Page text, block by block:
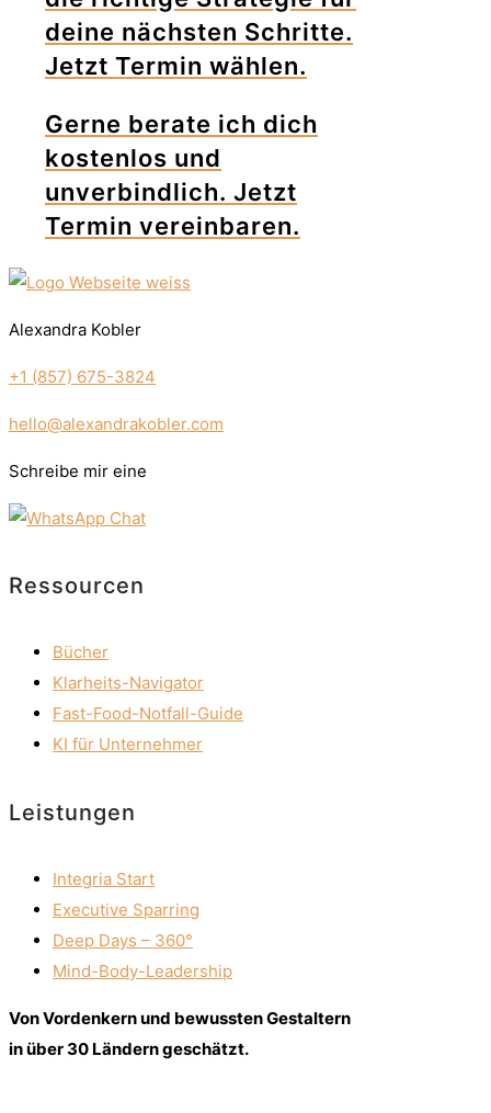
deine nächsten Schritte.
Jetzt Termin wählen.
Gerne berate ich dich
kostenlos und
unverbindlich. Jetzt
Termin vereinbaren.
Alexandra Kobler
+1 (857) 675-3824
hello@alexandrakobler.com
Schreibe mir eine
Ressourcen
Bücher
Klarheits-Navigator
Fast-Food-Notfall-Guide
KI für Unternehmer
Leistungen
Integria Start
Executive Sparring
Deep Days – 360°
Mind-Body-Leadership
Von Vordenkern und bewussten Gestaltern
in über 30 Ländern geschätzt.